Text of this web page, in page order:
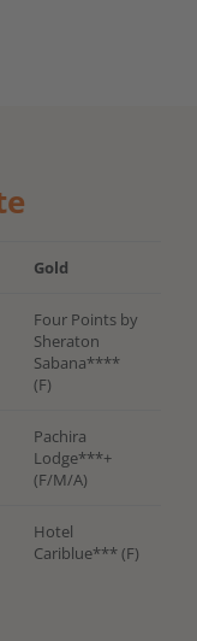
Gold
Four Points by
Sheraton
Sabana****
(F)
Pachira
Lodge***+
(F/M/A)
Hotel
Cariblue*** (F)